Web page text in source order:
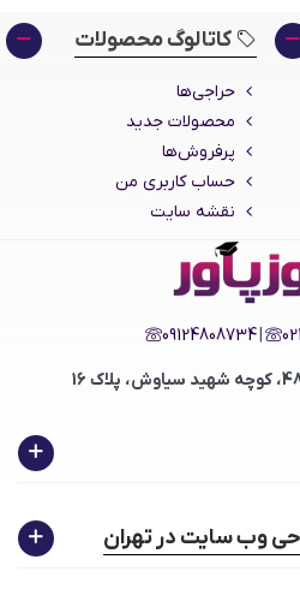
کاتالوگ محصولات
حراجی‌ها
محصولات جدید
پرفروش‌ها
حساب کاربری من
نقشه سایت
|
09124808734
وب سایت در تهران